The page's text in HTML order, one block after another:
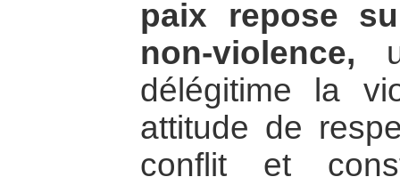
paix repose
non-violence,
délégitime la
attitude de
conflit et